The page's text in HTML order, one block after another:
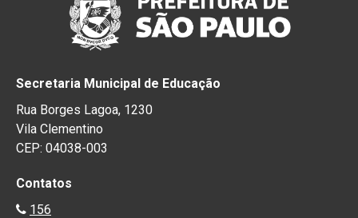
Secretaria Municipal de Educação
Rua Borges Lagoa, 1230
Vila Clementino
CEP: 04038-003
Contatos
156